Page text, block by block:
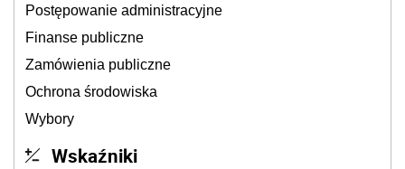
Postępowanie administracyjne
Finanse publiczne
Zamówienia publiczne
Ochrona środowiska
Wybory
Wskaźniki